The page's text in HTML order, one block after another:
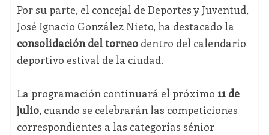
Por su parte, el concejal de Deportes y Juventud,
José Ignacio González Nieto, ha destacado la
consolidación del torneodentro del calendario
deportivo estival de la ciudad.
La programación continuará el próximo 11 de
julio, cuando se celebrarán las competiciones
correspondientes a las categorías sénior